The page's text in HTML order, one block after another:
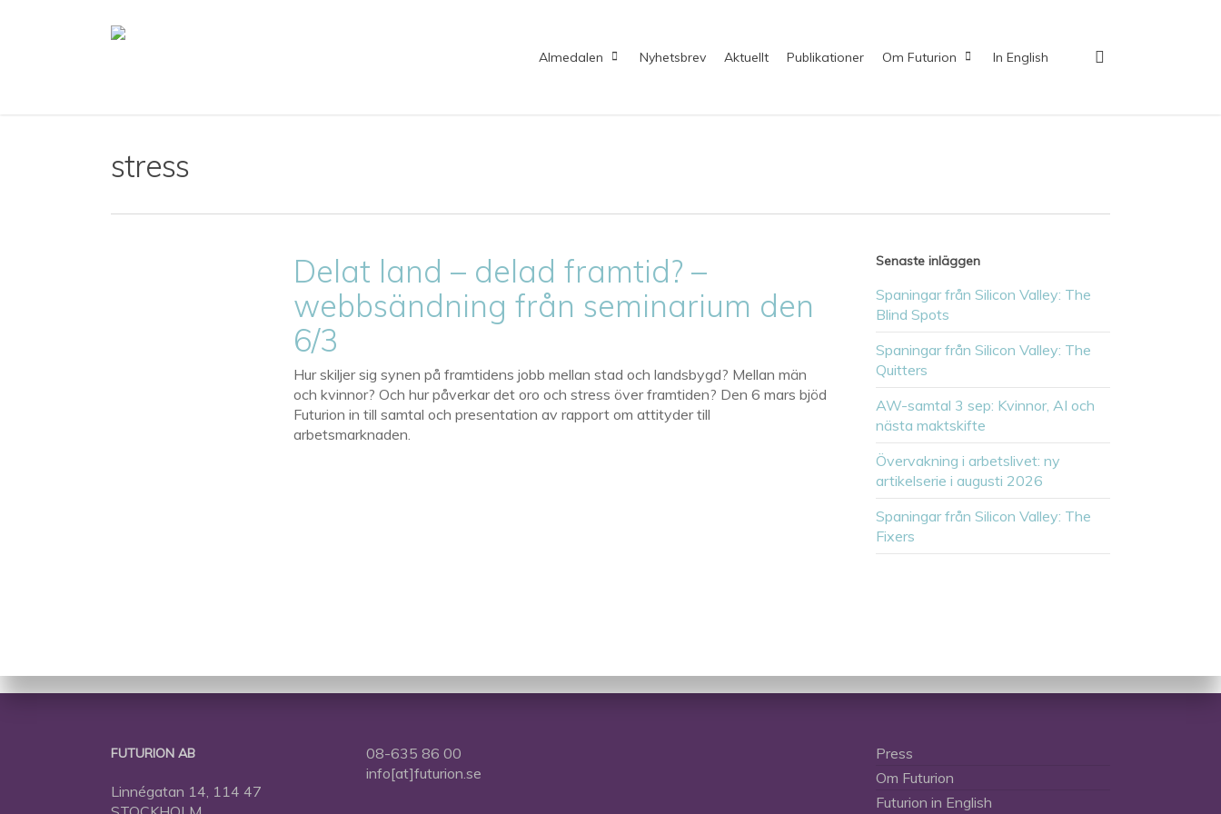
Almedalen Nyhetsbrev Aktuellt Publikationer Om Futurion In English
stress
Delat land – delad framtid? –
webbsändning från seminarium den
6/3
Hur skiljer sig synen på framtidens jobb mellan stad och landsbygd? Mellan män
och kvinnor? Och hur påverkar det oro och stress över framtiden? Den 6 mars bjöd
Futurion in till samtal och presentation av rapport om attityder till
arbetsmarknaden.
Senaste inläggen
Spaningar från Silicon Valley: The
Blind Spots
Spaningar från Silicon Valley: The
Quitters
AW-samtal 3 sep: Kvinnor, AI och
nästa maktskifte
Övervakning i arbetslivet: ny
artikelserie i augusti 2026
Spaningar från Silicon Valley: The
Fixers
FUTURION AB
Linnégatan 14, 114 47
08-635 86 00
info[at]futurion.se
Press
Om Futurion
Futurion in English